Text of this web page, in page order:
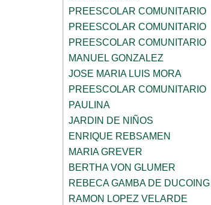
PREESCOLAR COMUNITARIO
PREESCOLAR COMUNITARIO
PREESCOLAR COMUNITARIO
MANUEL GONZALEZ
JOSE MARIA LUIS MORA
PREESCOLAR COMUNITARIO
PAULINA
JARDIN DE NIÑOS
ENRIQUE REBSAMEN
MARIA GREVER
BERTHA VON GLUMER
REBECA GAMBA DE DUCOING
RAMON LOPEZ VELARDE